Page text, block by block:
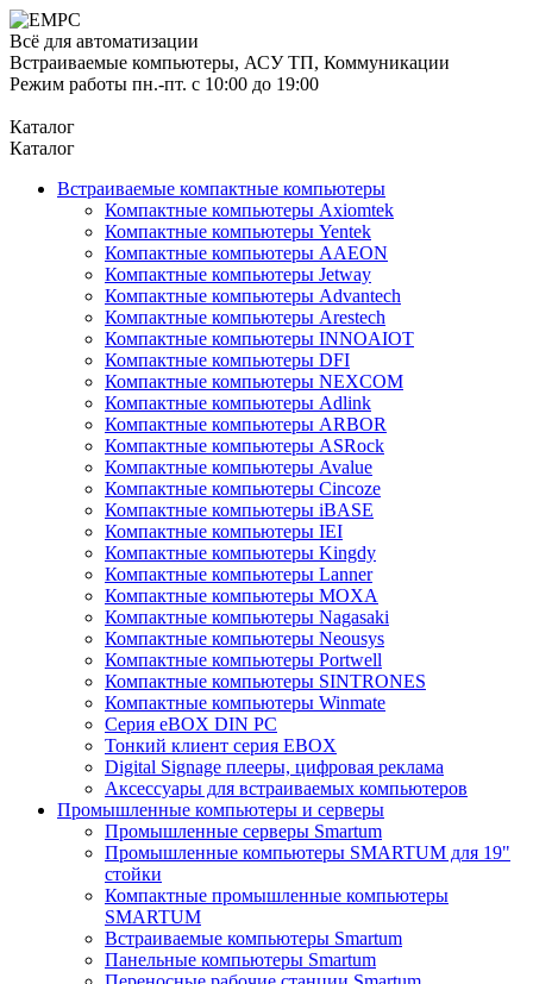
Всё для автоматизации
Встраиваемые компьютеры, АСУ ТП, Коммуникации
Режим работы пн.-пт. с 10:00 до 19:00
Каталог
Каталог
Встраиваемые компактные компьютеры
Компактные компьютеры Axiomtek
Компактные компьютеры Yentek
Компактные компьютеры AAEON
Компактные компьютеры Jetway
Компактные компьютеры Advantech
Компактные компьютеры Arestech
Компактные компьютеры INNOAIOT
Компактные компьютеры DFI
Компактные компьютеры NEXCOM
Компактные компьютеры Adlink
Компактные компьютеры ARBOR
Компактные компьютеры ASRock
Компактные компьютеры Avalue
Компактные компьютеры Cincoze
Компактные компьютеры iBASE
Компактные компьютеры IEI
Компактные компьютеры Kingdy
Компактные компьютеры Lanner
Компактные компьютеры MOXA
Компактные компьютеры Nagasaki
Компактные компьютеры Neousys
Компактные компьютеры Portwell
Компактные компьютеры SINTRONES
Компактные компьютеры Winmate
Серия eBOX DIN PC
Тонкий клиент серия EBOX
Digital Signage плееры, цифровая реклама
Аксессуары для встраиваемых компьютеров
Промышленные компьютеры и серверы
Промышленные серверы Smartum
Промышленные компьютеры SMARTUM для 19"
стойки
Компактные промышленные компьютеры
SMARTUM
Встраиваемые компьютеры Smartum
Панельные компьютеры Smartum